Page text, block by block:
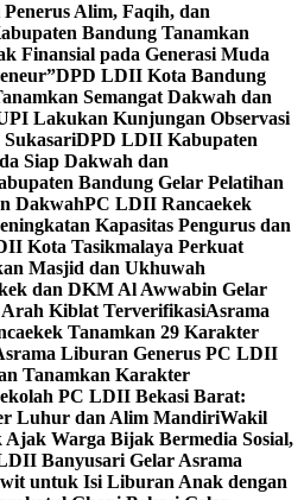
Alim, Faqih, dan
Bandung Tanamkan
Finansial pada Generasi Muda
DPD LDII Kota Bandung
Semangat Dakwah dan
Lakukan Kunjungan Observasi
DPD LDII Kabupaten
Siap Dakwah dan
Bandung Gelar Pelatihan
DakwahPC LDII Rancaekek
Kapasitas Pengurus dan
Kota Tasikmalaya Perkuat
Masjid dan Ukhuwah
dan DKM Al Awwabin Gelar
Arah Kiblat TerverifikasiAsrama
Tanamkan 29 Karakter
Liburan Generus PC LDII
Tanamkan Karakter
PC LDII Bekasi Barat:
Luhur dan Alim MandiriWakil
Warga Bijak Bermedia Sosial,
Banyusari Gelar Asrama
untuk Isi Liburan Anak dengan